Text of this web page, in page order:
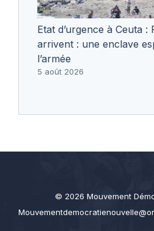
Etat d’urgence à Ceuta
arrivent : une enclave
l’armée
5 août 2026
© 2026 Mouvement